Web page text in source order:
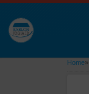
Home»